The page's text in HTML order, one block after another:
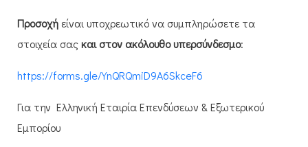
Προσοχή είναι υποχρεωτικό να συμπληρώσετε τα
στοιχεία σαςκαι στον ακόλουθο υπερσύνδεσμο:
https://forms.gle/YnQRQmiD9A6SkceF6
Για την Ελληνική Εταιρία Επενδύσεων & Εξωτερικού
Εμπορίου